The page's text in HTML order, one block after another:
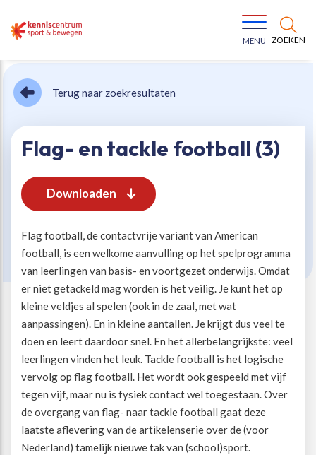
ZOEKEN
MENU
Terug naar zoekresultaten
Flag- en tackle football (3)
Downloaden
Flag football, de contactvrije variant van American
football, is een welkome aanvulling op het spelprogramma
van leerlingen van basis- en voortgezet onderwijs. Omdat
er niet getackeld mag worden is het veilig. Je kunt het op
kleine veldjes al spelen (ook in de zaal, met wat
aanpassingen). En in kleine aantallen. Je krijgt dus veel te
doen en leert daardoor snel. En het allerbelangrijkste: veel
leerlingen vinden het leuk. Tackle football is het logische
vervolg op flag football. Het wordt ook gespeeld met vijf
tegen vijf, maar nu is fysiek contact wel toegestaan. Over
de overgang van flag- naar tackle football gaat deze
laatste aflevering van de artikelenserie over de (voor
Nederland) tamelijk nieuwe tak van (school)sport.
Bewegen voor een gezonde leefstijl
Vitaal ouder worden
Maatschappelijke waarde
Kansengelijkheid
Paralympische topsport
Ons team
Onze werkwijze
Organisatie
Persvoorlichting en Public Affairs